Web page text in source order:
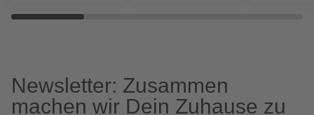
Newsletter: Zusammen
machen wir Dein Zuhause zu